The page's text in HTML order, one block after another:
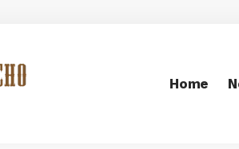
Home